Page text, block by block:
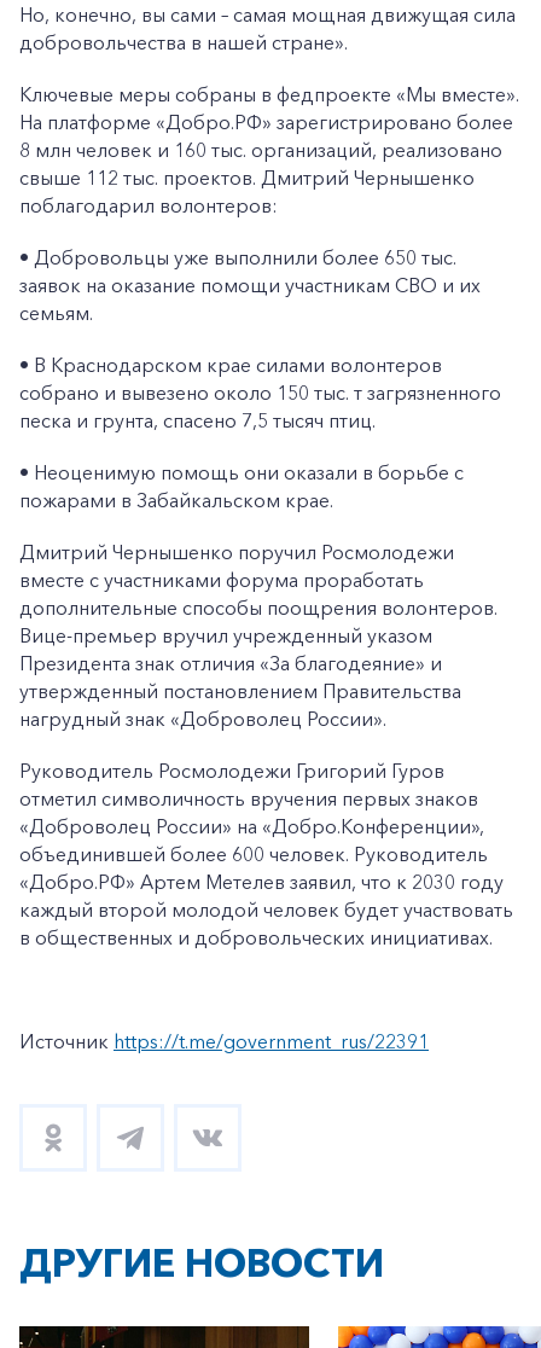
Но, конечно, вы сами – самая мощная движущая сила
добровольчества в нашей стране».
Ключевые меры собраны в федпроекте «Мы вместе».
На платформе «Добро.РФ» зарегистрировано более
8 млн человек и 160 тыс. организаций, реализовано
свыше 112 тыс. проектов. Дмитрий Чернышенко
поблагодарил волонтеров:
• Добровольцы уже выполнили более 650 тыс.
заявок на оказание помощи участникам СВО и их
семьям.
• В Краснодарском крае силами волонтеров
собрано и вывезено около 150 тыс. т загрязненного
песка и грунта, спасено 7,5 тысяч птиц.
• Неоценимую помощь они оказали в борьбе с
пожарами в Забайкальском крае.
Дмитрий Чернышенко поручил Росмолодежи
вместе с участниками форума проработать
дополнительные способы поощрения волонтеров.
Вице-премьер вручил учрежденный указом
Президента знак отличия «За благодеяние» и
утвержденный постановлением Правительства
нагрудный знак «Доброволец России».
Руководитель Росмолодежи Григорий Гуров
отметил символичность вручения первых знаков
«Доброволец России» на «Добро.Конференции»,
объединившей более 600 человек. Руководитель
«Добро.РФ» Артем Метелев заявил, что к 2030 году
каждый второй молодой человек будет участвовать
в общественных и добровольческих инициативах.
Источник https://t.me/government_rus/22391
ДРУГИЕ НОВОСТИ